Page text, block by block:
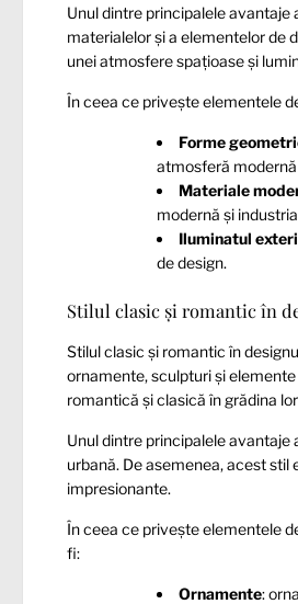
Unul dintre principalele
materialelor și a elementelor de
unei atmosfere spațioase și
În ceea ce privește elementele
Forme
atmosferă
Materiale
modernă și
Iluminatul
de design.
Stilul clasic și romantic în
Stilul clasic și romantic în
ornamente, sculpturi și
romantică și clasică în grădina
Unul dintre principalele
urbană. De asemenea, acest
impresionante.
În ceea ce privește elementele
fi:
Ornamente: